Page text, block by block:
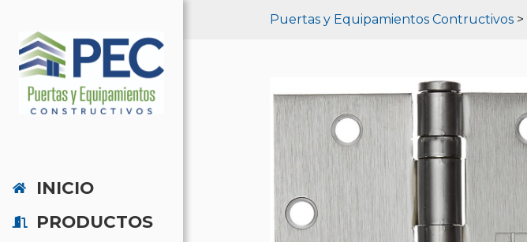
INICIO
PRODUCTOS
Puertas y Equipamientos Contructivos>